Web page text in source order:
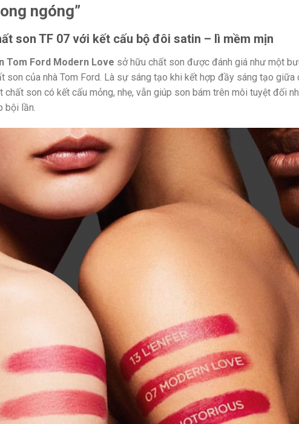
ngóng”
son TF 07 với kết cấu bộ đôi satin – lì mềm mịn
Tom Ford Modern Love sở hữu chất son được đánh giá như một
son của nhà Tom Ford. Là sự sáng tạo khi kết hợp đầy sáng tạo
chất son có kết cấu mỏng, nhẹ, vẫn giúp son bám trên môi tuyệt đối
bội lần.